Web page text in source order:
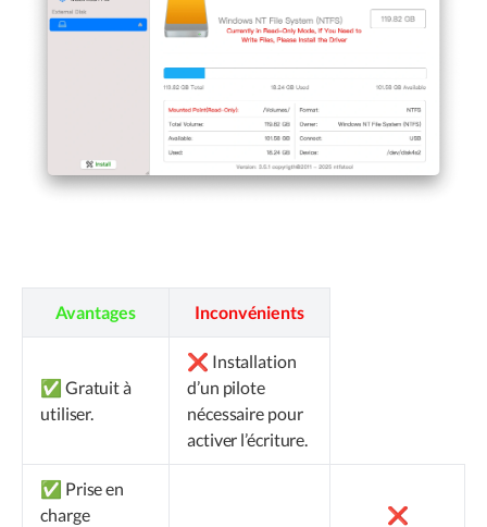
Avantages Inconvénients
✅ Gratuit à
utiliser.
❌ Installation
d’un pilote
nécessaire pour
activer l’écriture.
✅ Prise en
charge
❌